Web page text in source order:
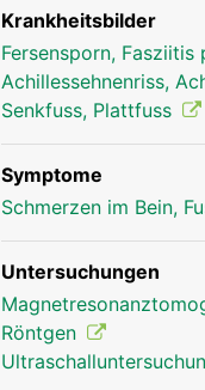
Ferse Frau
Krankheitsbilder
Fersensporn, Fasziitis
Achillessehnenriss,
Senkfuss, Plattfuss
Symptome
Schmerzen im Bein,
Untersuchungen
Röntgen